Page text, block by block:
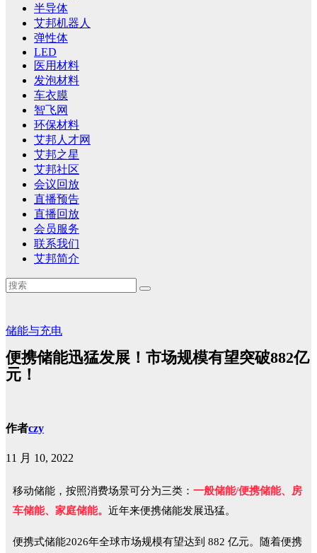
半导体
艾邦机器人
弹性体
LED
医用材料
发泡材料
车衣膜
智飞网
环保材料
艾邦人才网
艾邦之星
艾邦社区
会议回放
直播预告
直播回放
会员服务
联系我们
艾邦简介
储能与充电
便携储能迅猛发展！市场规模有望突破882亿
元！
作者czy
11 月 10, 2022
移动储能，按照消费场景可分为三类： 一般储能/便携储能、房
车储能、家庭储能。 近年来便携储能发展迅猛。
便携式储能2026年全球市场规模有望达到 882 亿元。随着便携